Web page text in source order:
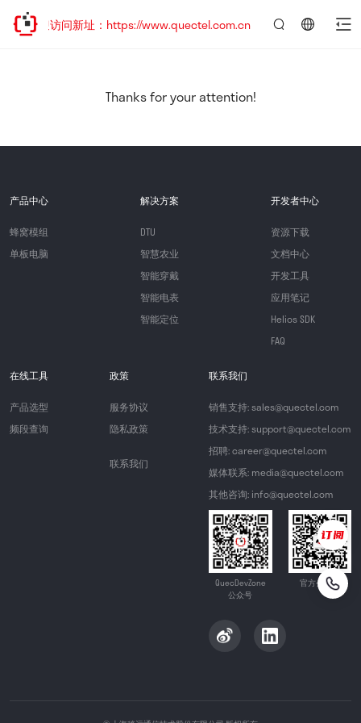
，欢迎访问新址：https://www.quectel.com.cn
Thanks for your attention!
产品中心
蜂窝模组
单板电脑
解决方案
DTU
智慧农业
智能穿戴
智能电表
智能定位
开发者中心
资源下载
文档中心
开发工具
应用笔记
Helios SDK
FAQ
在线工具
产品选型
频段查询
政策
服务协议
隐私政策
联系我们
联系我们
销售支持: sales@quectel.com
技术支持: support@quectel.com
招聘: career@quectel.com
媒体联系: media@quectel.com
其他咨询: info@quectel.com
QuecDevZone
公众号
官方公众号